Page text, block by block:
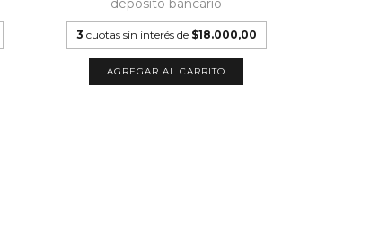
depósito bancario
3 cuotas sin interés de $18.000,00